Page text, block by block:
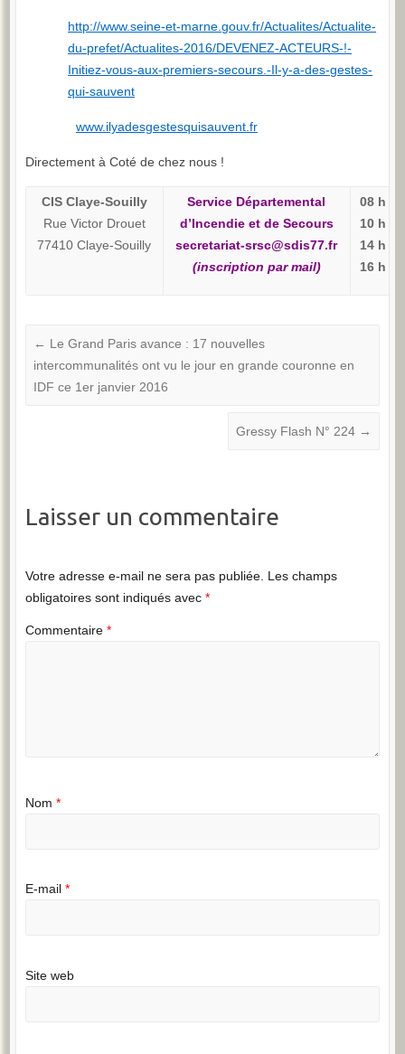
http://www.seine-et-marne.gouv.fr/Actualites/Actualite-
du-prefet/Actualites-2016/DEVENEZ-ACTEURS-!-
Initiez-vous-aux-premiers-secours.-Il-y-a-des-gestes-
qui-sauvent
www.ilyadesgestesquisauvent.fr
Directement à Coté de chez nous !
CIS Claye-Souilly
Rue Victor Drouet
77410 Claye-Souilly
Service Départemental
d’Incendie et de Secours
secretariat-srsc@sdis77.fr
(inscription par mail)
08 h
10 h
14 h
16 h
← Le Grand Paris avance : 17 nouvelles
intercommunalités ont vu le jour en grande couronne en
IDF ce 1er janvier 2016
Gressy Flash N° 224 →
Laisser un commentaire
Votre adresse e-mail ne sera pas publiée. Les champs
obligatoires sont indiqués avec *
Commentaire *
Nom *
E-mail *
Site web